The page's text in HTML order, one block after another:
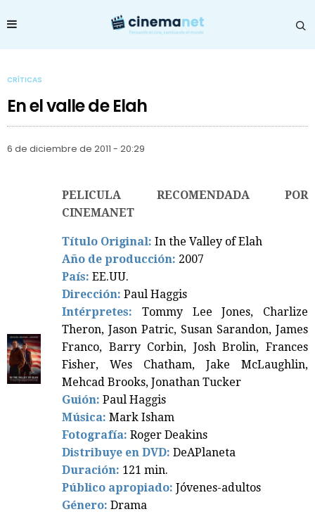
CRÍTICAS
En el valle de Elah
6 de diciembre de 2011 - 20:29
PELICULA RECOMENDADA POR
CINEMANET
Título Original: In the Valley of Elah
Año de producción: 2007
País: EE.UU.
Dirección: Paul Haggis
Intérpretes: Tommy Lee Jones, Charlize
Theron, Jason Patric, Susan Sarandon, James
Franco, Barry Corbin, Josh Brolin, Frances
Fisher, Wes Chatham, Jake McLaughlin,
Mehcad Brooks, Jonathan Tucker
Guión: Paul Haggis
Música: Mark Isham
Fotografía: Roger Deakins
Distribuye en DVD: DeAPlaneta
Duración: 121 min.
Público apropiado: Jóvenes-adultos
Género: Drama